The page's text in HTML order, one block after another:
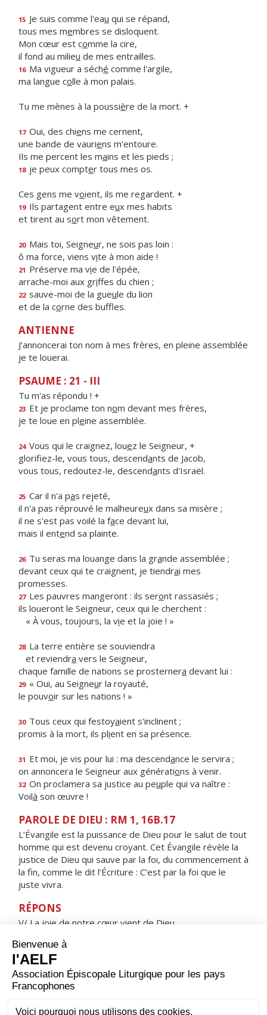
15 Je suis comme l'eau qui se répand,
tous mes membres se disloquent.
Mon cœur est comme la cire,
il fond au milieu de mes entrailles.
16 Ma vigueur a séché comme l'argile,
ma langue colle à mon palais.
Tu me mènes à la poussière de la mort. +
17 Oui, des chiens me cernent,
une bande de vauriens m'entoure.
Ils me percent les mains et les pieds ;
18 je peux compter tous mes os.
Ces gens me voient, ils me regardent. +
19 Ils partagent entre eux mes habits
et tirent au sort mon vêtement.
20 Mais toi, Seigneur, ne sois pas loin :
ô ma force, viens vite à mon aide !
21 Préserve ma vie de l'épée,
arrache-moi aux griffes du chien ;
22 sauve-moi de la gueule du lion
et de la corne des buffles.
ANTIENNE
J’annoncerai ton nom à mes frères, en pleine assemblée
je te louerai.
PSAUME : 21 - III
Tu m'as répondu ! +
23 Et je proclame ton nom devant mes frères,
je te loue en pleine assemblée.
24 Vous qui le craignez, louez le Seigneur, +
glorifiez-le, vous tous, descendants de Jacob,
vous tous, redoutez-le, descendants d'Israël.
25 Car il n'a pas rejeté,
il n'a pas réprouvé le malheureux dans sa misère ;
il ne s'est pas voilé la face devant lui,
mais il entend sa plainte.
26 Tu seras ma louange dans la grande assemblée ;
devant ceux qui te craignent, je tiendrai mes
promesses.
27 Les pauvres mangeront : ils seront rassasiés ;
ils loueront le Seigneur, ceux qui le cherchent :
« À vous, toujours, la vie et la joie ! »
28 La terre entière se souviendra
et reviendra vers le Seigneur,
chaque famille de nations se prosternera devant lui :
29 « Oui, au Seigneur la royauté,
le pouvoir sur les nations ! »
30 Tous ceux qui festoyaient s'inclinent ;
promis à la mort, ils plient en sa présence.
31 Et moi, je vis pour lui : ma descendance le servira ;
on annoncera le Seigneur aux générations à venir.
32 On proclamera sa justice au peuple qui va naître :
Voilà son œuvre !
PAROLE DE DIEU : RM 1, 16B.17
L’Évangile est la puissance de Dieu pour le salut de tout
homme qui est devenu croyant. Cet Évangile révèle la
justice de Dieu qui sauve par la foi, du commencement à
la fin, comme le dit l’Écriture : C’est par la foi que le
juste vivra.
RÉPONS
V/ La joie de notre cœur vient de Dieu,
ORAISON
Nous te supplions instamment, Seigneur Jésus, à l'heure
où tu fus conduit à la croix pour le salut du monde :
pour l'avenir. Toi qui règnes pour les siècles des siècles.